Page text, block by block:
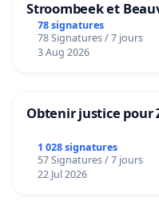
Stroombeek et
bediening van de
Voor
78 signatures
78 Signatures / 7 jours
3 Aug 2026
Obtenir justice pour
1 028 signatures
57 Signatures / 7 jours
22 Jul 2026